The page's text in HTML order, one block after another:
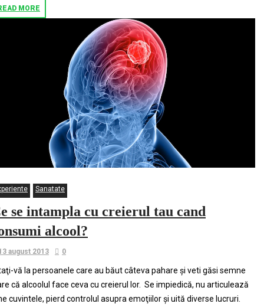
MORE
Sanatate
se intampla cu creierul tau cand
alcool?
august 2013 0
vă la persoanele care au băut câteva pahare şi veti găsi semne
că alcoolul face ceva cu creierul lor. Se impiedică, nu articulează
cuvintele, pierd controlul asupra emoţiilor şi uită diverse lucruri.